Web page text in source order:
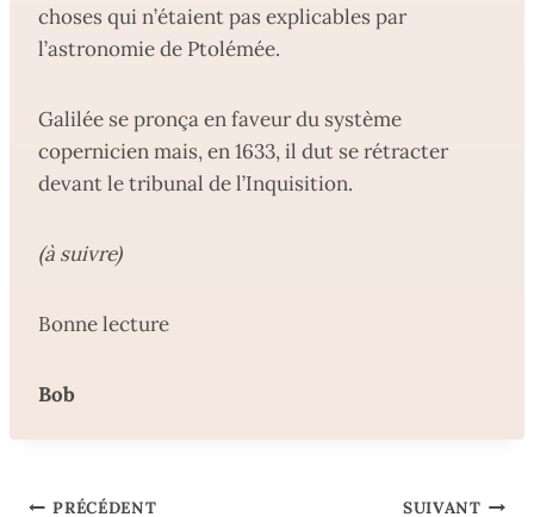
choses qui n’étaient pas explicables par
l’astronomie de Ptolémée.
Galilée se pronça en faveur du système
copernicien mais, en 1633, il dut se rétracter
devant le tribunal de l’Inquisition.
(à suivre)
Bonne lecture
Bob
PRÉCÉDENT SUIVANT